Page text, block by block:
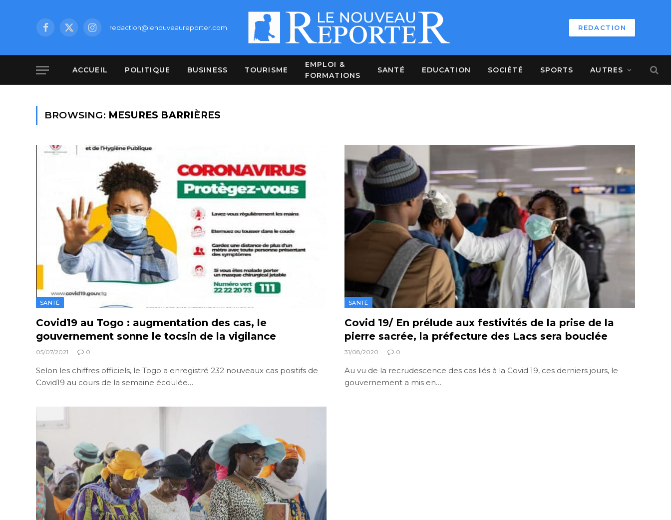
Facebook
X
Instagramredaction@lenouveaureporter.com REDACTION
ACCUEIL POLITIQUE BUSINESS TOURISME
EMPLOI &
FORMATIONS
SANTÉ EDUCATION SOCIÉTÉ SPORTS AUTRES
BROWSING: MESURES BARRIÈRES
SANTÉ
Covid19 au Togo : augmentation des cas, le
gouvernement sonne le tocsin de la vigilance
05/07/2021 0
Selon les chiffres officiels, le Togo a enregistré 232 nouveaux cas positifs de
Covid19 au cours de la semaine écoulée…
SANTÉ
Covid 19/ En prélude aux festivités de la prise de la
pierre sacrée, la préfecture des Lacs sera bouclée
31/08/2020 0
Au vu de la recrudescence des cas liés à la Covid 19, ces derniers jours, le
gouvernement a mis en…